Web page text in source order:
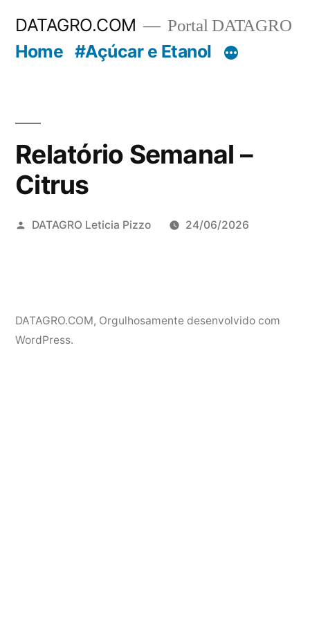
DATAGRO.COM Portal DATAGRO
Home #Açúcar e Etanol
Relatório Semanal –
Citrus
Publicado
DATAGRO Leticia Pizzo 24/06/2026
DATAGRO.COM, Orgulhosamente desenvolvido com
WordPress.